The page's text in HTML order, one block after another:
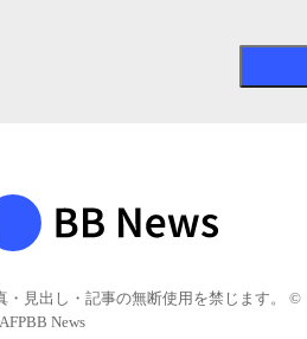
・見出し・記事の無断使用を禁じます。 ©
AFPBB News